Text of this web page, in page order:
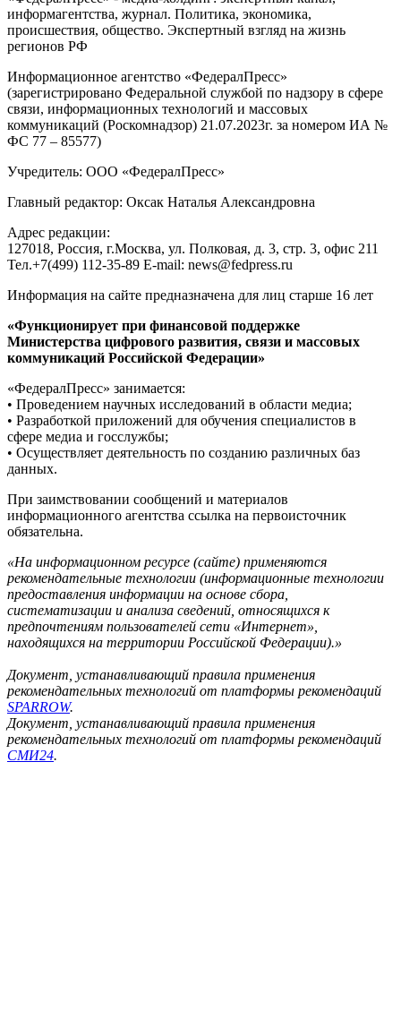
информагентства, журнал. Политика, экономика,
происшествия, общество. Экспертный взгляд на жизнь
регионов РФ
Информационное агентство «ФедералПресс»
(зарегистрировано Федеральной службой по надзору в сфере
связи, информационных технологий и массовых
коммуникаций (Роскомнадзор) 21.07.2023г. за номером ИА №
ФС 77 – 85577)
Учредитель: ООО «ФедералПресс»
Главный редактор: Оксак Наталья Александровна
Адрес редакции:
127018, Россия, г.Москва, ул. Полковая, д. 3, стр. 3, офис 211
Тел.+7(499) 112-35-89 E-mail: news@fedpress.ru
Информация на сайте предназначена для лиц старше 16 лет
«Функционирует при финансовой поддержке
Министерства цифрового развития, связи и массовых
коммуникаций Российской Федерации»
«ФедералПресс» занимается:
• Проведением научных исследований в области медиа;
• Разработкой приложений для обучения специалистов в
сфере медиа и госслужбы;
• Осуществляет деятельность по созданию различных баз
данных.
При заимствовании сообщений и материалов
информационного агентства ссылка на первоисточник
обязательна.
«На информационном ресурсе (сайте) применяются
рекомендательные технологии (информационные технологии
предоставления информации на основе сбора,
систематизации и анализа сведений, относящихся к
предпочтениям пользователей сети «Интернет»,
находящихся на территории Российской Федерации).»
Документ, устанавливающий правила применения
рекомендательных технологий от платформы рекомендаций
SPARROW.
Документ, устанавливающий правила применения
рекомендательных технологий от платформы рекомендаций
СМИ24.